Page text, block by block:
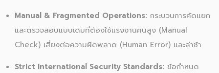
Manual & Fragmented Operations: กระบวนการคัดแยก
และตรวจสอบแบบเดิมที่ต้องใช้แรงงานคนสูง (Manual
Check) เสี่ยงต่อความผิดพลาด (Human Error) และล่าช้า
Strict International Security Standards: ข้อกำหนด